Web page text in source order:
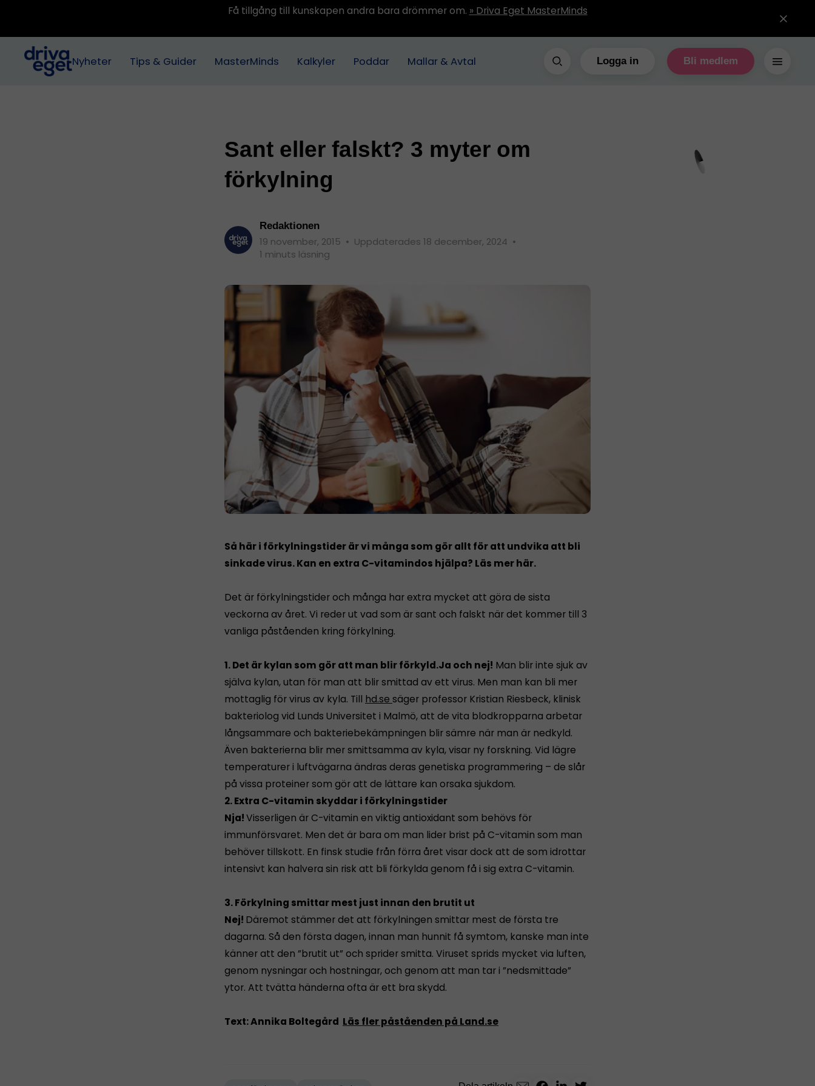
Få tillgång till kunskapen andra bara drömmer om. » Driva Eget MasterMinds
Nyheter Tips & Guider MasterMinds Kalkyler Poddar Mallar & Avtal Logga in Bli medlem
Sant eller falskt? 3 myter om
förkylning
Redaktionen
19 november, 2015 • Uppdaterades 18 december, 2024 •
1 minuts läsning
Så här i förkylningstider är vi många som gör allt för att undvika att bli
sinkade virus. Kan en extra C-vitamindos hjälpa? Läs mer här.
Det är förkylningstider och många har extra mycket att göra de sista
veckorna av året. Vi reder ut vad som är sant och falskt när det kommer till 3
vanliga påståenden kring förkylning.
1. Det är kylan som gör att man blir förkyld.Ja och nej! Man blir inte sjuk av
själva kylan, utan för man att blir smittad av ett virus. Men man kan bli mer
mottaglig för virus av kyla. Till hd.se säger professor Kristian Riesbeck, klinisk
bakteriolog vid Lunds Universitet i Malmö, att de vita blodkropparna arbetar
långsammare och bakteriebekämpningen blir sämre när man är nedkyld.
Även bakterierna blir mer smittsamma av kyla, visar ny forskning. Vid lägre
temperaturer i luftvägarna ändras deras genetiska programmering – de slår
på vissa proteiner som gör att de lättare kan orsaka sjukdom.
2. Extra C-vitamin skyddar i förkylningstider
Nja!Visserligen är C-vitamin en viktig antioxidant som behövs för
immunförsvaret. Men det är bara om man lider brist på C-vitamin som man
behöver tillskott. En finsk studie från förra året visar dock att de som idrottar
intensivt kan halvera sin risk att bli förkylda genom få i sig extra C-vitamin.
3. Förkylning smittar mest just innan den brutit ut
Nej! Däremot stämmer det att förkylningen smittar mest de första tre
dagarna. Så den första dagen, innan man hunnit få symtom, kanske man inte
känner att den ”brutit ut” och sprider smitta. Viruset sprids mycket via luften,
genom nysningar och hostningar, och genom att man tar i ”nedsmittade”
ytor. Att tvätta händerna ofta är ett bra skydd.
Text: Annika Boltegård Läs fler påståenden på Land.se